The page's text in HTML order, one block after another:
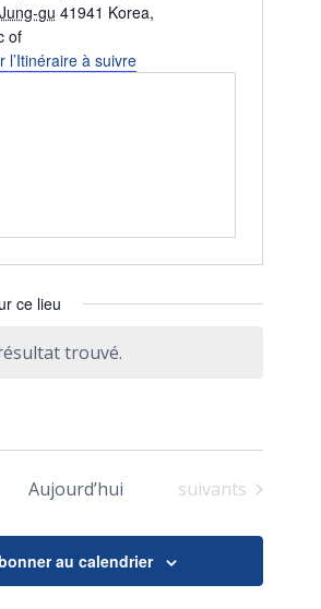
Jung-gu 41941 Korea,
of
l’Itinéraire à suivre
ce lieu
trouvé.
Aujourd’hui Évènements
suivants
au calendrier